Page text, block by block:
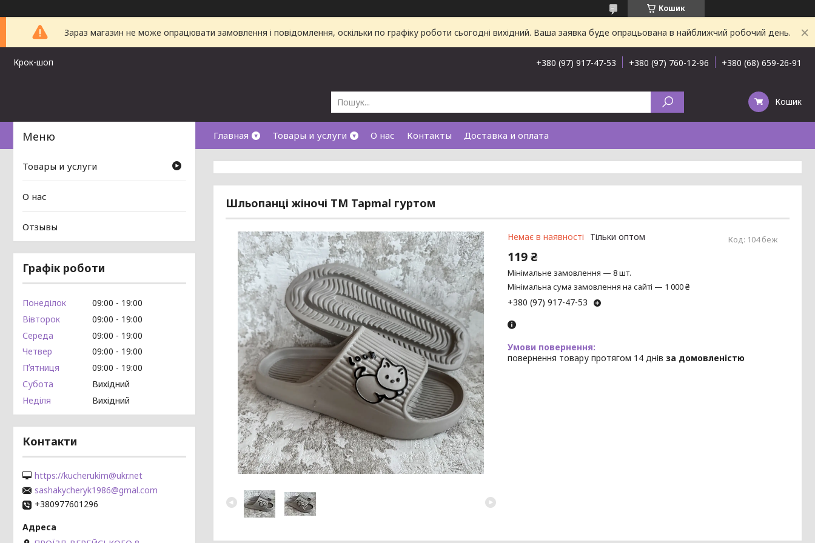
Кошик
Зараз магазин не може опрацювати замовлення і повідомлення, оскільки по графіку роботи сьогодні вихідний. Ваша заявка буде опрацьована в найближчий робочий день.
Крок-шоп +380 (97) 917-47-53 +380 (97) 760-12-96 +380 (68) 659-26-91
Кошик
Главная Товары и услуги О нас Контакты Доставка и оплата
Шльопанці жіночі ТМ Tapmal гуртом
Немає в наявності Тільки оптом Код: 104 беж
119 ₴
Мінімальне замовлення — 8 шт.
Мінімальна сума замовлення на сайті — 1 000 ₴
+380 (97) 917-47-53
повернення товару протягом 14 днів за домовленістю
Товары и услуги
О нас
Отзывы
Графік роботи
Понеділок 09:00
19:00
Вівторок
09:00
19:00
Середа
09:00
19:00
Четвер
09:00
19:00
Пʼятниця
09:00
19:00
Субота
Вихідний
Неділя
Вихідний
Контакти
https://kucherukim@ukr.net
sashakycheryk1986@gmal.com
+380977601296